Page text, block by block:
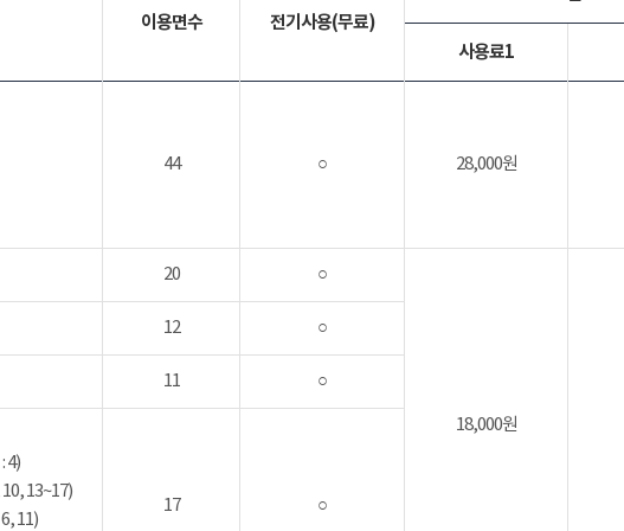
이용면수 전기사용(무료)
사용료1
44 ○ 28,000원
20 ○
18,000원
12 ○
11 ○
4)
13~17)
11)
17 ○